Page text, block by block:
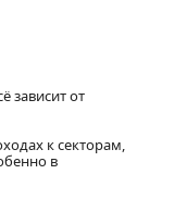
зависит от
к секторам,
в